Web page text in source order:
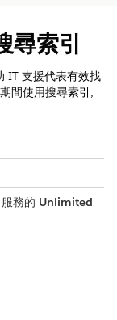
索引
IT 支援代表有效找
間使用搜尋索引,
務的 Unlimited
料可供使用